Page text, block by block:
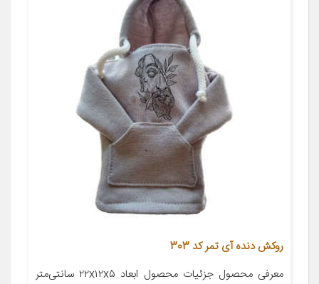
روکش دنده آی تمر کد 303
معرفی محصول جزئیات محصول ابعاد ۲۲x۱۲x۵ سانتی‌متر